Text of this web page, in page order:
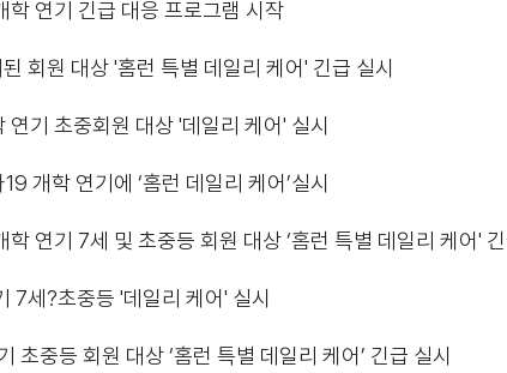
연기 긴급 대응 프로그램 시작
회원 대상 '홈런 특별 데일리 케어' 긴급 실시
기 초중회원 대상 '데일리 케어' 실시
개학 연기에 ‘홈런 데일리 케어’실시
연기 7세 및 초중등 회원 대상 ‘홈런 특별 데일리 케어' 긴
7세?초중등 '데일리 케어' 실시
초중등 회원 대상 ‘홈런 특별 데일리 케어’ 긴급 실시